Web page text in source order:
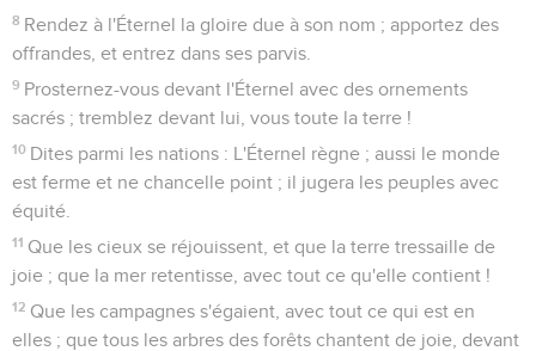
8 Rendez à l'Éternel la gloire due à son nom ; apportez des
offrandes, et entrez dans ses parvis.
9 Prosternez-vous devant l'Éternel avec des ornements
sacrés ; tremblez devant lui, vous toute la terre !
10 Dites parmi les nations : L'Éternel règne ; aussi le monde
est ferme et ne chancelle point ; il jugera les peuples avec
équité.
11 Que les cieux se réjouissent, et que la terre tressaille de
joie ; que la mer retentisse, avec tout ce qu'elle contient !
12 Que les campagnes s'égaient, avec tout ce qui est en
elles ; que tous les arbres des forêts chantent de joie, devant